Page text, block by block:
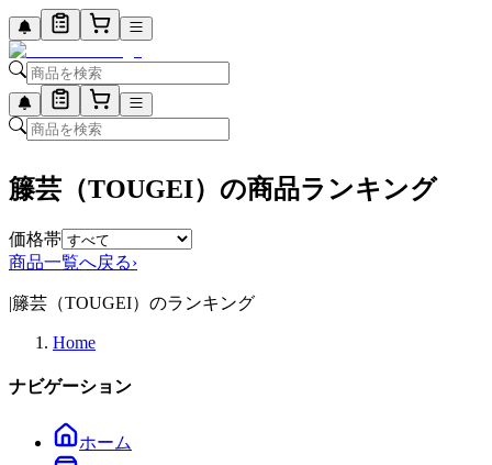
籐芸（TOUGEI）の商品ランキング
価格帯
商品一覧へ戻る›
|籐芸（TOUGEI）のランキング
Home
ナビゲーション
ホーム